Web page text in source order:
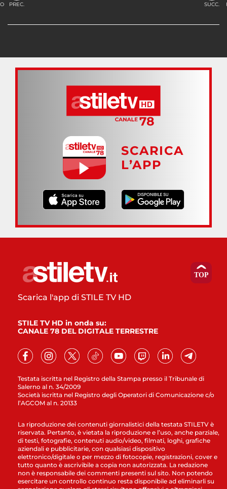
PREC. SUCC.
SCARICA
L’APP
Testata iscritta nel Registro della Stampa presso il Tribunale di
Salerno al n. 34/2009
Società iscritta nel Registro degli Operatori di Comunicazione c/o
l’AGCOM al n. 20133
Scarica l'app di STILE TV HD
STILE TV HD in onda su:
CANALE 78 DEL DIGITALE TERRESTRE
La riproduzione dei contenuti giornalistici della testata STILETV è
riservata. Pertanto, è vietata la riproduzione e l’uso, anche parziale,
di testi, fotografie, contenuti audio/video, filmati, loghi, grafiche
aziendali e pubblicitarie, con qualsiasi dispositivo
elettronico/digitale o per mezzo di fotocopie, registrazioni, cover e
tutto quanto è ascrivibile a copia non autorizzata. La redazione
non è responsabile dei commenti presenti sul sito. Non potendo
esercitare un controllo continuo resta disponibile ad eliminarli su